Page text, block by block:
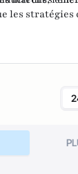
les
ces domaines.
titulaire d’un